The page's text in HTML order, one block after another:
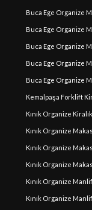
Buca Ege Organize
Buca Ege Organize
Buca Ege Organize
Buca Ege Organize
Buca Ege Organize
Kemalpaşa Forklift
Kınık Organize
Kınık Organize
Kınık Organize
Kınık Organize
Kınık Organize
Kınık Organize